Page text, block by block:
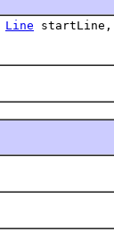
Line startLine,